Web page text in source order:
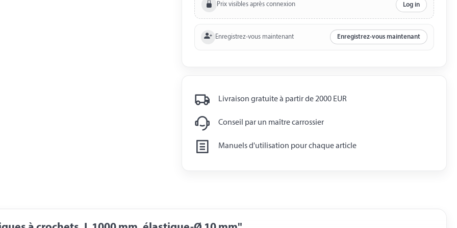
Prix visibles après connexion Log in
Enregistrez-vous maintenant Enregistrez-vous maintenant
Livraison gratuite à partir de 2000 EUR
Conseil par un maître carrossier
Manuels d'utilisation pour chaque article